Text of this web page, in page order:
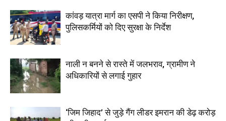
कांवड़ यात्रा मार्ग का एसपी ने किया निरीक्षण,
पुलिसकर्मियों को दिए सुरक्षा के निर्देश
नाली न बनने से रास्ते में जलभराव, ग्रामीण ने
अधिकारियों से लगाई गुहार
‘जिम जिहाद’ से जुड़े गैंग लीडर इमरान की डेढ़ करोड़